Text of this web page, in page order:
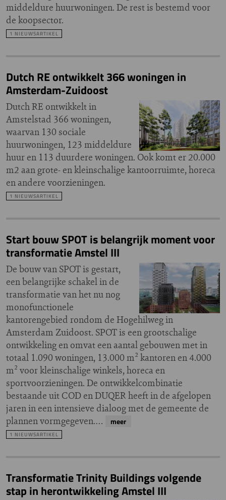
middeldure huurwoningen. De rest is bestemd voor
de koopsector.
1 NIEUWSARTIKEL
Dutch RE ontwikkelt 366 woningen in
Amsterdam-Zuidoost
Dutch RE ontwikkelt in
Amstelstad 366 woningen,
waarvan 130 sociale
huurwoningen, 123 middeldure
huur en 113 duurdere woningen. Ook komt er 20.000
m2 aan grote- en kleinschalige kantoorruimte, horeca
en andere voorzieningen.
1 NIEUWSARTIKEL
Start bouw SPOT is belangrijk moment voor
transformatie Amstel III
De bouw van SPOT is gestart,
een belangrijke schakel in de
transformatie van het nu nog
monofunctionele
kantorengebied rondom de Hogehilweg in
Amsterdam Zuidoost. SPOT is een grootschalige
ontwikkeling en omvat een aantal gebouwen met in
totaal 1.090 woningen, 13.000 m² kantoren en 4.000
m² voor kleinschalige winkels, horeca en
sportvoorzieningen. De ontwikkelcombinatie
bestaande uit COD en DUQER heeft in de afgelopen
jaren in een intensieve dialoog met de gemeente de
plannen vormgegeven.…
meer
1 NIEUWSARTIKEL
Transformatie Trinity Buildings volgende
stap in herontwikkeling Amstel III